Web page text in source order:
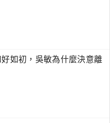
如初，吳敏為什麼決意離